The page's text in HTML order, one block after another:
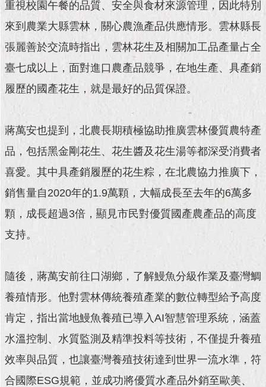
動
主
題
館
民
動
主
館
回
首
網
站
導
覽
English
見
重視校園午餐的品質、安全與食材來源管理，因此特別
來到農業大縣雲林，關心農漁產品供應情形。雲林縣長
張麗善於交流時指出，雲林花生及相關加工品產量占全
臺七成以上，面對進口農產品競爭，在地生產、具產銷
履歷的國產花生，就是最好的品質保證。
蔣萬安也提到，北農長期積極協助推廣雲林優質農特產
品，包括黑金剛花生、花生醬及花生湯等都深受消費者
喜愛。其中具產銷履歷的花生粽，在北農協力推廣下，
銷售量自2020年的1.9萬顆，大幅成長至去年的6萬多
顆，成長超過3倍，顯見市民對優質國產農產品的高度
支持。
隨後，蔣萬安前往口湖鄉，了解鰻魚分級作業及臺灣鯛
養殖情形。他對雲林傳統養殖產業的數位轉型給予高度
肯定，指出當地鰻魚養殖已導入AI智慧管理系統，涵蓋
水溫控制、水質監測及精準投料等技術，不僅提升養殖
效率與品質，也讓臺灣養殖技術達到世界一流水準，符
合國際ESG規範，並成功將優質水產品外銷至歐美、